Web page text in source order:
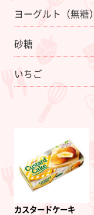
ヨーグルト（無糖）
砂糖
いちご
カスタードケーキ